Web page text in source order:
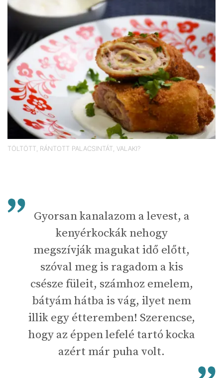
TÖLTÖTT, RÁNTOTT PALACSINTÁT, VALAKI?
Gyorsan kanalazom a levest, a
kenyérkockák nehogy
megszívják magukat idő előtt,
szóval meg is ragadom a kis
csésze füleit, számhoz emelem,
bátyám hátba is vág, ilyet nem
illik egy étteremben! Szerencse,
hogy az éppen lefelé tartó kocka
azért már puha volt.